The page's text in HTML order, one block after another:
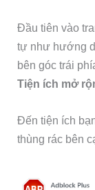
Đầu tiên vào
tự như hướng
bên góc trái
Tiện ích mở
Đến tiện ích
thùng rác bên